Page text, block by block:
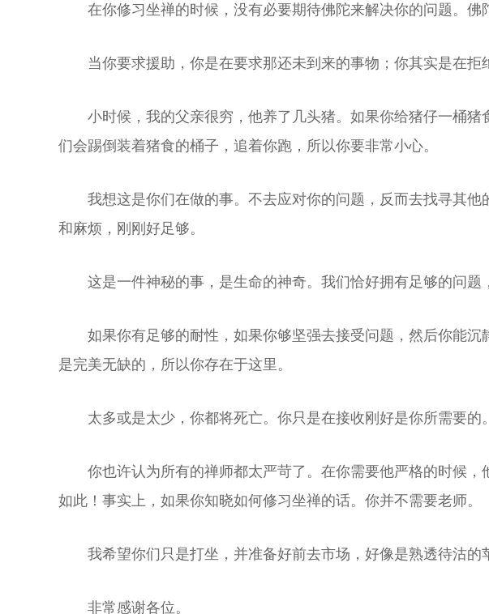
在你修习坐禅的时候，没有必要期待佛陀来解决你的问题。
当你要求援助，你是在要求那还未到来的事物；你其实是在拒
小时候，我的父亲很穷，他养了几头猪。如果你给猪仔一桶
们会踢倒装着猪食的桶子，追着你跑，所以你要非常小心。
我想这是你们在做的事。不去应对你的问题，反而去找寻其
和麻烦，刚刚好足够。
这是一件神秘的事，是生命的神奇。我们恰好拥有足够的问题
如果你有足够的耐性，如果你够坚强去接受问题，然后你能
是完美无缺的，所以你存在于这里。
太多或是太少，你都将死亡。你只是在接收刚好是你所需要
你也许认为所有的禅师都太严苛了。在你需要他严格的时候
如此！事实上，如果你知晓如何修习坐禅的话。你并不需要老师。
我希望你们只是打坐，并准备好前去市场，好像是熟透待沽的
非常感谢各位。